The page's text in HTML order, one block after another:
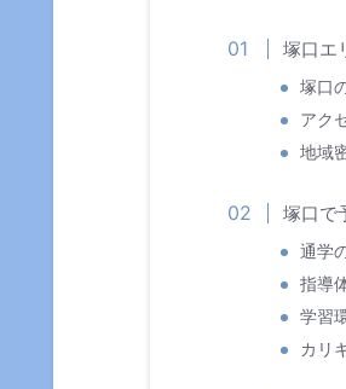
塚口エ
塚口
アク
地域
塚口で
通学
指導
学習
カリ